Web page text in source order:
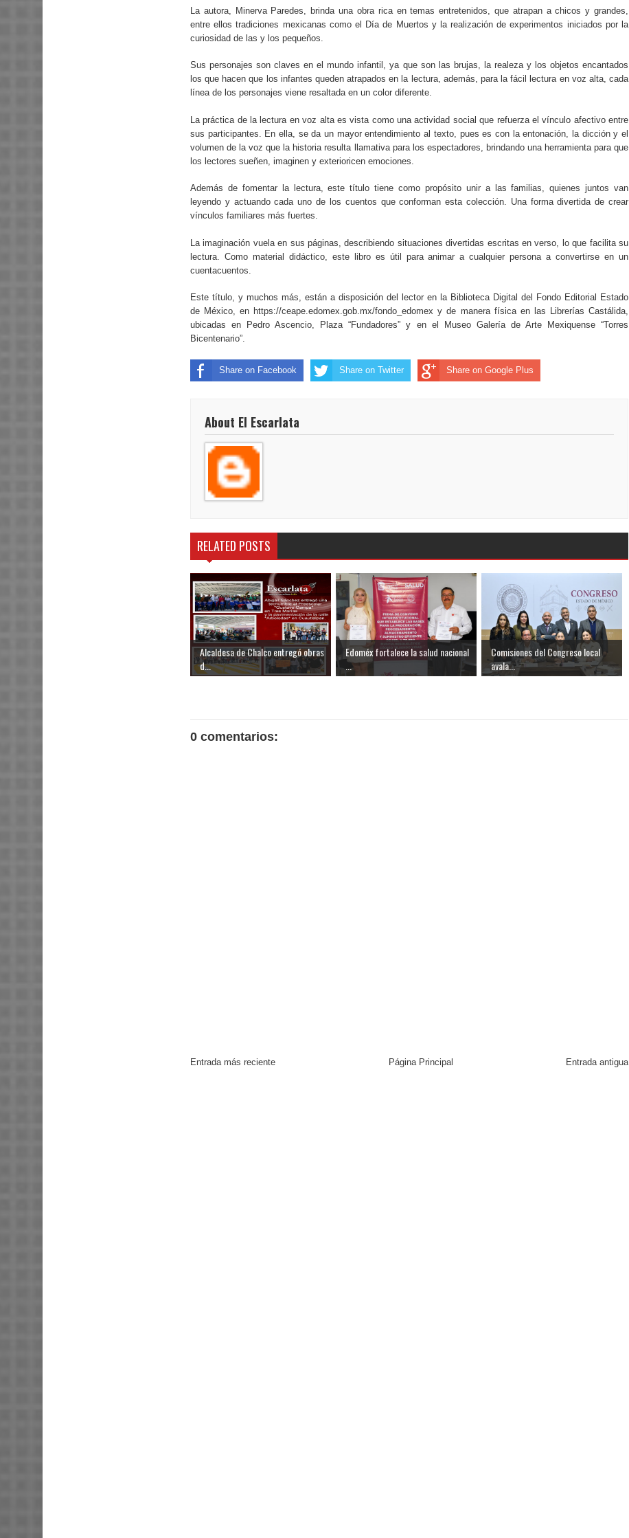
La autora, Minerva Paredes, brinda una obra rica en temas entretenidos, que atrapan a chicos y grandes,
entre ellos tradiciones mexicanas como el Día de Muertos y la realización de experimentos iniciados por la
curiosidad de las y los pequeños.
Sus personajes son claves en el mundo infantil, ya que son las brujas, la realeza y los objetos encantados
los que hacen que los infantes queden atrapados en la lectura, además, para la fácil lectura en voz alta, cada
línea de los personajes viene resaltada en un color diferente.
La práctica de la lectura en voz alta es vista como una actividad social que refuerza el vínculo afectivo entre
sus participantes. En ella, se da un mayor entendimiento al texto, pues es con la entonación, la dicción y el
volumen de la voz que la historia resulta llamativa para los espectadores, brindando una herramienta para que
los lectores sueñen, imaginen y exterioricen emociones.
Además de fomentar la lectura, este título tiene como propósito unir a las familias, quienes juntos van
leyendo y actuando cada uno de los cuentos que conforman esta colección. Una forma divertida de crear
vínculos familiares más fuertes.
La imaginación vuela en sus páginas, describiendo situaciones divertidas escritas en verso, lo que facilita su
lectura. Como material didáctico, este libro es útil para animar a cualquier persona a convertirse en un
cuentacuentos.
Este título, y muchos más, están a disposición del lector en la Biblioteca Digital del Fondo Editorial Estado
de México, en https://ceape.edomex.gob.mx/fondo_edomex y de manera física en las Librerías Castálida,
ubicadas en Pedro Ascencio, Plaza “Fundadores” y en el Museo Galería de Arte Mexiquense “Torres
Bicentenario”.
Share on Facebook Share on Twitter Share on Google Plus
About El Escarlata
RELATED POSTS
Alcaldesa de Chalco entregó obras
d...
Edoméx fortalece la salud nacional
...
Comisiones del Congreso local
avala...
0 comentarios:
Entrada más reciente Entrada antigua
Página Principal